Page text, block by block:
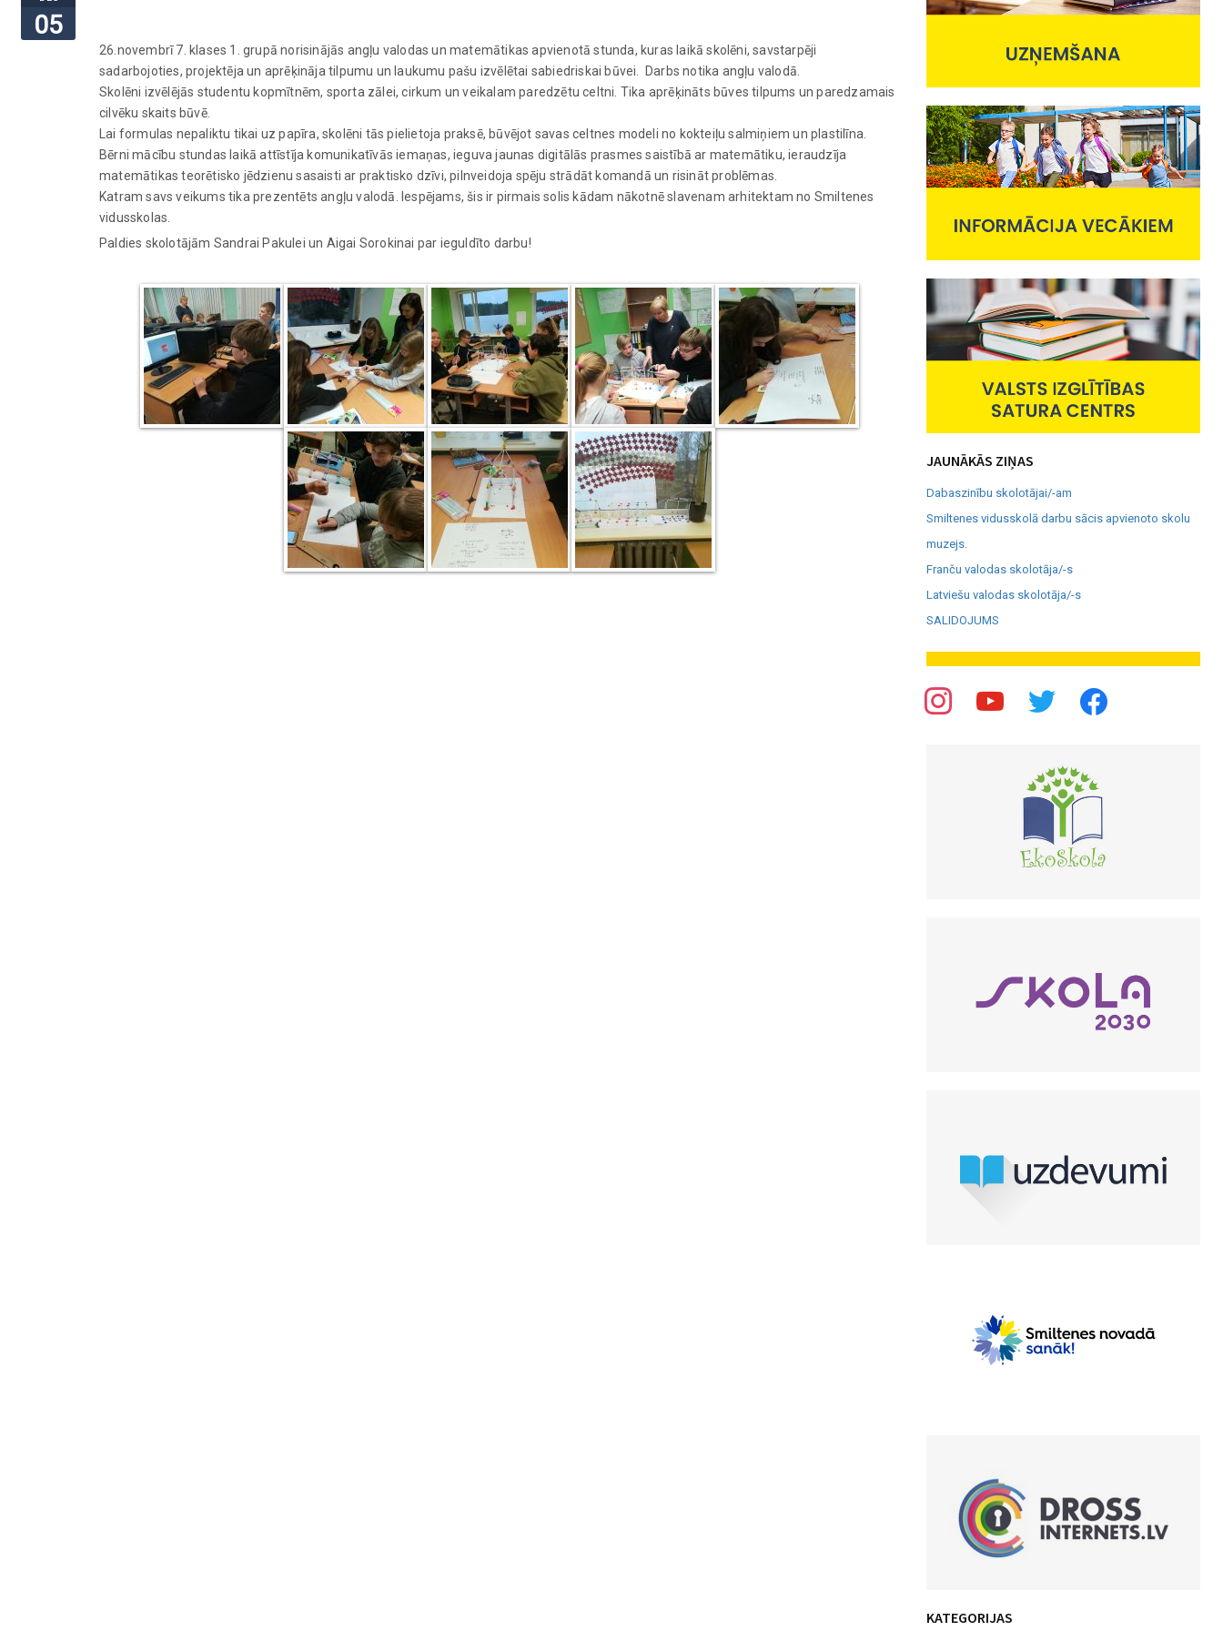
05
26.novembrī 7. klases 1. grupā norisinājās angļu valodas un matemātikas apvienotā stunda, kuras laikā skolēni, savstarpēji
sadarbojoties, projektēja un aprēķināja tilpumu un laukumu pašu izvēlētai sabiedriskai būvei. Darbs notika angļu valodā.
Skolēni izvēlējās studentu kopmītnēm, sporta zālei, cirkum un veikalam paredzētu celtni. Tika aprēķināts būves tilpums un paredzamais
cilvēku skaits būvē.
Lai formulas nepaliktu tikai uz papīra, skolēni tās pielietoja praksē, būvējot savas celtnes modeli no kokteiļu salmiņiem un plastilīna.
Bērni mācību stundas laikā attīstīja komunikatīvās iemaņas, ieguva jaunas digitālās prasmes saistībā ar matemātiku, ieraudzīja
matemātikas teorētisko jēdzienu sasaisti ar praktisko dzīvi, pilnveidoja spēju strādāt komandā un risināt problēmas.
Katram savs veikums tika prezentēts angļu valodā. Iespējams, šis ir pirmais solis kādam nākotnē slavenam arhitektam no Smiltenes
vidusskolas.
Paldies skolotājām Sandrai Pakulei un Aigai Sorokinai par ieguldīto darbu!
JAUNĀKĀS ZIŅAS
Dabaszinību skolotājai/-am
Smiltenes vidusskolā darbu sācis apvienoto skolu
muzejs.
Franču valodas skolotāja/-s
Latviešu valodas skolotāja/-s
SALIDOJUMS
KATEGORIJAS